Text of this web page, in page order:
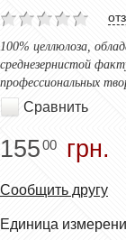
100% целлюлоза,
среднезернистой
профессиональных
Сравнить
15500 грн.
Сообщить другу
Единица